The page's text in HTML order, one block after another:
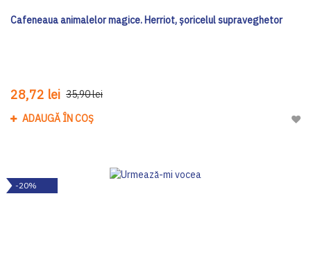
Cafeneaua animalelor magice. Herriot, șoricelul supraveghetor
28,72 lei 35,90 lei
ADAUGĂ ÎN COȘ
-20%